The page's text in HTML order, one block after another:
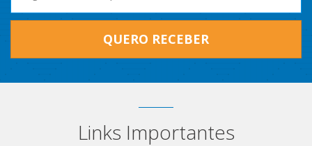
QUERO RECEBER
Links Importantes